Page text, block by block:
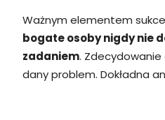
Ważnym elementem
bogate osoby nigdy nie
zadaniem.
dany problem. Dokładna